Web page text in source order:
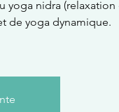
yoga nidra (relaxation
de yoga dynamique.